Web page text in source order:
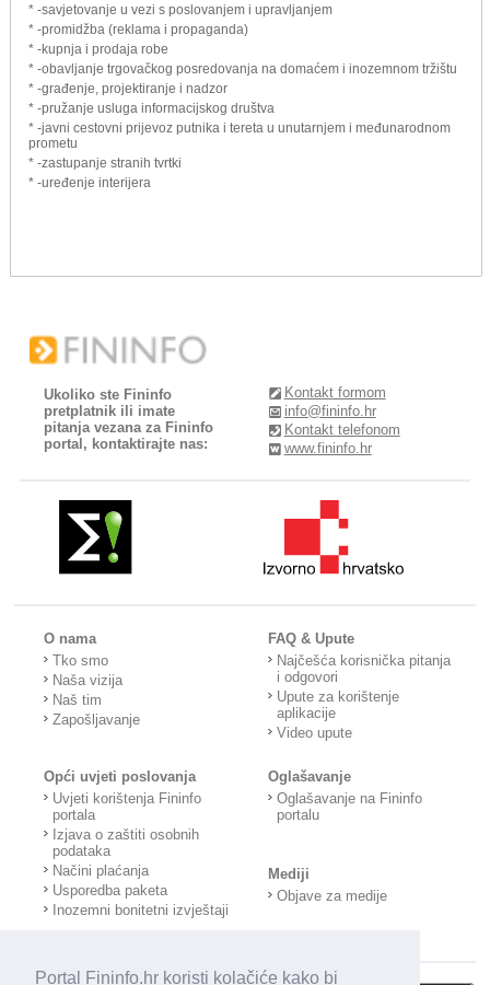
Portal Fininfo.hr koristi kolačiće kako bi
* -savjetovanje u vezi s poslovanjem i upravljanjem
* -promidžba (reklama i propaganda)
* -kupnja i prodaja robe
* -obavljanje trgovačkog posredovanja na domaćem i inozemnom tržištu
* -građenje, projektiranje i nadzor
* -pružanje usluga informacijskog društva
* -javni cestovni prijevoz putnika i tereta u unutarnjem i međunarodnom
prometu
* -zastupanje stranih tvrtki
* -uređenje interijera
Ukoliko ste Fininfo
pretplatnik ili imate
pitanja vezana za Fininfo
portal, kontaktirajte nas:
Kontakt formom
info@fininfo.hr
Kontakt telefonom
www.fininfo.hr
O nama
Tko smo
Naša vizija
Naš tim
Zapošljavanje
FAQ & Upute
Najčešća korisnička pitanja
i odgovori
Upute za korištenje
aplikacije
Video upute
Opći uvjeti poslovanja
Uvjeti korištenja Fininfo
portala
Izjava o zaštiti osobnih
podataka
Načini plaćanja
Usporedba paketa
Inozemni bonitetni izvještaji
Oglašavanje
Oglašavanje na Fininfo
portalu
Mediji
Objave za medije